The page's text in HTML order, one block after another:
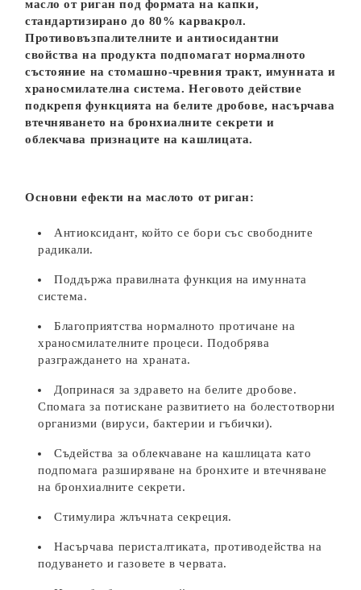
масло от риган под формата на капки,
стандартизирано до 80% карвакрол.
Противовъзпалителните и антиосидантни
свойства на продукта подпомагат нормалното
състояние на стомашно-чревния тракт, имунната и
храносмилателна система. Неговото действие
подкрепя функцията на белите дробове, насърчава
втечняването на бронхиалните секрети и
облекчава признаците на кашлицата.
Основни ефекти на маслото от риган:
Антиоксидант, който се бори със свободните
радикали.
Поддържа правилната функция на имунната
система.
Благоприятства нормалното протичане на
храносмилателните процеси. Подобрява
разграждането на храната.
Допринася за здравето на белите дробове.
Спомага за потискане развитието на болестотворни
организми (вируси, бактерии и гъбички).
Съдейства за облекчаване на кашлицата като
подпомага разширяване на бронхите и втечняване
на бронхиалните секрети.
Стимулира жлъчната секреция.
Насърчава перисталтиката, противодейства на
подуването и газовете в червата.